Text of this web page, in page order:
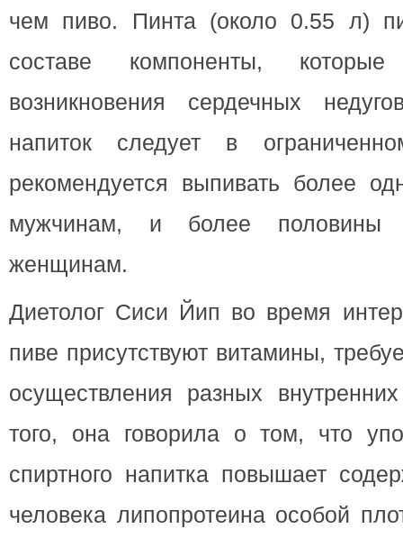
чем пиво. Пинта (около 0.55 л)
составе компоненты,
возникновения сердечных
напиток следует в
рекомендуется выпивать более
мужчинам, и более половины
женщинам.
Диетолог Сиси Йип во время
пиве присутствуют витамины,
осуществления разных
того, она говорила о том, что
спиртного напитка повышает
человека липопротеина особой